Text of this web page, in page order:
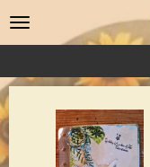
Zum
Hauptinhalt